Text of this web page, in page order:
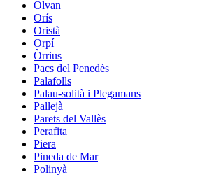
Olvan
Orís
Oristà
Orpí
Òrrius
Pacs del Penedès
Palafolls
Palau-solità i Plegamans
Pallejà
Parets del Vallès
Perafita
Piera
Pineda de Mar
Polinyà